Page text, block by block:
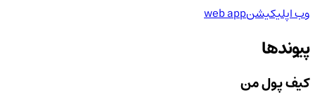
وب اپلیکیشنweb app
پیوندها
کیف پول من